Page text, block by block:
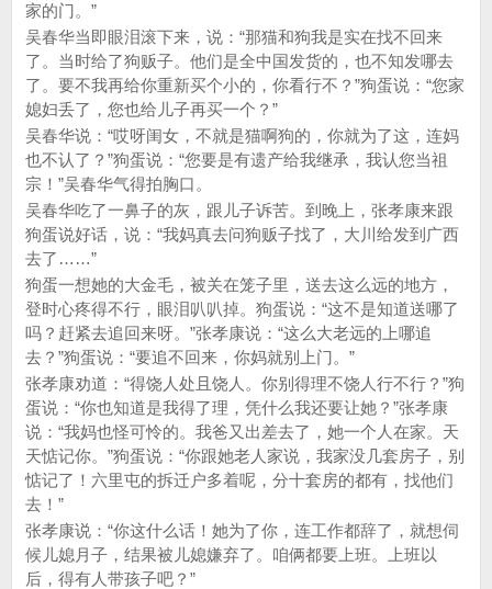
家的门。”
吴春华当即眼泪滚下来，说：“那猫和狗我是实在找不回来
了。当时给了狗贩子。他们是全中国发货的，也不知发哪去
了。要不我再给你重新买个小的，你看行不？”狗蛋说：“您家
媳妇丢了，您也给儿子再买一个？”
吴春华说：“哎呀闺女，不就是猫啊狗的，你就为了这，连妈
也不认了？”狗蛋说：“您要是有遗产给我继承，我认您当祖
宗！”吴春华气得拍胸口。
吴春华吃了一鼻子的灰，跟儿子诉苦。到晚上，张孝康来跟
狗蛋说好话，说：“我妈真去问狗贩子找了，大川给发到广西
去了……”
狗蛋一想她的大金毛，被关在笼子里，送去这么远的地方，
登时心疼得不行，眼泪叭叭掉。狗蛋说：“这不是知道送哪了
吗？赶紧去追回来呀。”张孝康说：“这么大老远的上哪追
去？”狗蛋说：“要追不回来，你妈就别上门。”
张孝康劝道：“得饶人处且饶人。你别得理不饶人行不行？”狗
蛋说：“你也知道是我得了理，凭什么我还要让她？”张孝康
说：“我妈也怪可怜的。我爸又出差去了，她一个人在家。天
天惦记你。”狗蛋说：“你跟她老人家说，我家没几套房子，别
惦记了！六里屯的拆迁户多着呢，分十套房的都有，找他们
去！”
张孝康说：“你这什么话！她为了你，连工作都辞了，就想伺
候儿媳月子，结果被儿媳嫌弃了。咱俩都要上班。上班以
后，得有人带孩子吧？”